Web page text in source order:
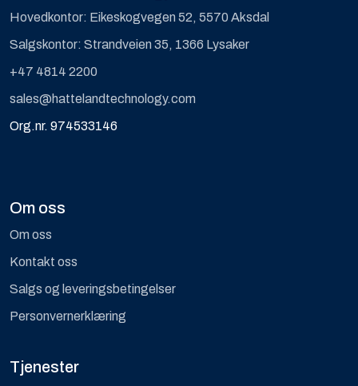
Hovedkontor: Eikeskogvegen 52, 5570 Aksdal
Salgskontor: Strandveien 35, 1366 Lysaker
+47 4814 2200
sales@hattelandtechnology.com
Org.nr. 974533146
Om oss
Om oss
Kontakt oss
Salgs og leveringsbetingelser
Personvernerklæring
Tjenester